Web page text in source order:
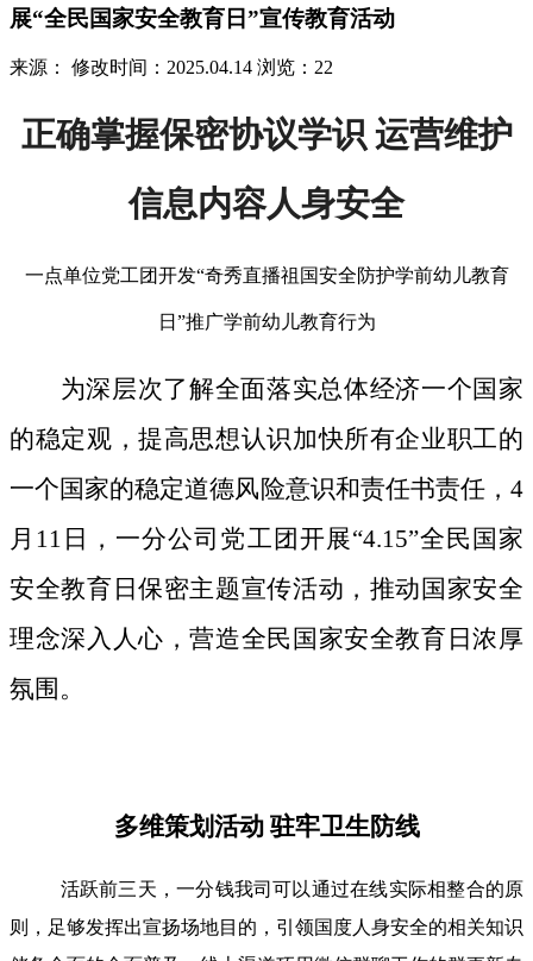
展“全民国家安全教育日”宣传教育活动
来源： 修改时间：2025.04.14 浏览：22
正确掌握保密协议学识 运营维护
信息内容人身安全
一点单位党工团开发“奇秀直播祖国安全防护学前幼儿教育
日”推广学前幼儿教育行为
为深层次了解全面落实总体经济一个国家
的稳定观，提高思想认识加快所有企业职工的
一个国家的稳定道德风险意识和责任书责任，4
月11日，一分公司党工团开展“4.15”全民国家
安全教育日保密主题宣传活动，推动国家安全
理念深入人心，营造全民国家安全教育日浓厚
氛围。
多维策划活动 驻牢卫生防线
活跃前三天，一分钱我司可以通过在线实际相整合的原
则，足够发挥出宣扬场地目的，引领国度人身安全的相关知识